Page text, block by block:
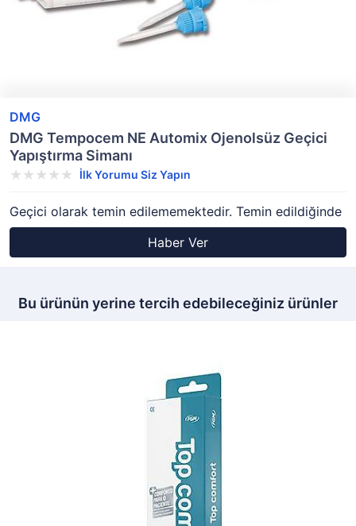
DMG
DMG Tempocem NE Automix Ojenolsüz Geçici
Yapıştırma Simanı
İlk Yorumu Siz Yapın
Geçici olarak temin edilememektedir. Temin edildiğinde
Haber Ver
Bu ürünün yerine tercih edebileceğiniz ürünler